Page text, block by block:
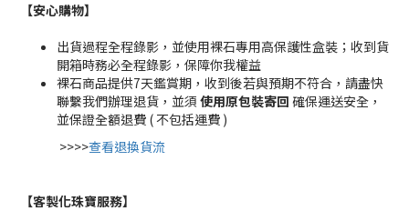
【安心購物】
出貨過程全程錄影，並使用裸石專用高保護性盒裝；收到貨
開箱時務必全程錄影，保障你我權益
裸石商品提供7天鑑賞期，收到後若與預期不符合，請盡快
聯繫我們辦理退貨，並須 使用原包裝寄回 確保運送安全，
並保證全額退費 ( 不包括運費 )
>>>>查看退換貨流
【客製化珠寶服務】